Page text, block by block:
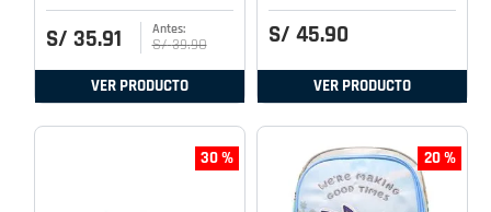
S/ 35.91 S/ 39.90
VER PRODUCTO
S/ 45.90
VER PRODUCTO
30 % 20 %